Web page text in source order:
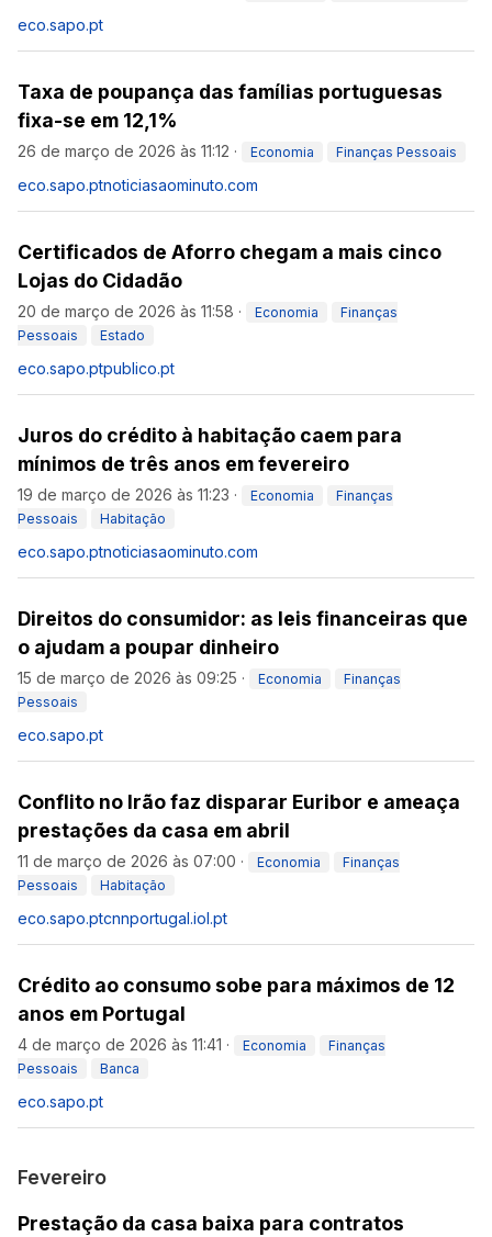
eco.sapo.pt
Taxa de poupança das famílias portuguesas
fixa-se em 12,1%
26 de março de 2026 às 11:12 · Economia Finanças Pessoais
eco.sapo.ptnoticiasaominuto.com
Certificados de Aforro chegam a mais cinco
Lojas do Cidadão
20 de março de 2026 às 11:58 · Economia
Finanças
Pessoais
Estado
eco.sapo.ptpublico.pt
Juros do crédito à habitação caem para
mínimos de três anos em fevereiro
19 de março de 2026 às 11:23 · Economia
Finanças
Pessoais
Habitação
eco.sapo.ptnoticiasaominuto.com
Direitos do consumidor: as leis financeiras que
o ajudam a poupar dinheiro
15 de março de 2026 às 09:25 · Economia
Finanças
Pessoais
eco.sapo.pt
Conflito no Irão faz disparar Euribor e ameaça
prestações da casa em abril
11 de março de 2026 às 07:00 · Economia
Finanças
Pessoais
Habitação
eco.sapo.ptcnnportugal.iol.pt
Crédito ao consumo sobe para máximos de 12
anos em Portugal
4 de março de 2026 às 11:41 · Economia
Finanças
Pessoais
Banca
eco.sapo.pt
Fevereiro
Prestação da casa baixa para contratos